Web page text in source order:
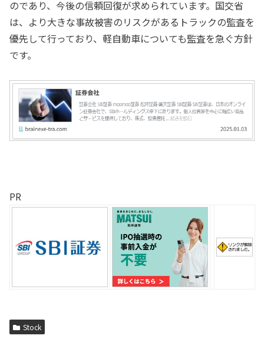
のであり、今後の信頼回復が求められています。国交省
は、より大きな事故被害のリスクがあるトラックの監査を
優先して行っており、軽自動車についても監査を急ぐ方針
です。
PR
Stock